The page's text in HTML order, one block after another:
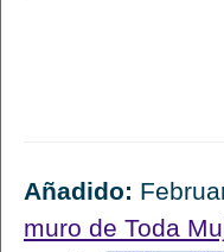
Añadido:
muro de Toda